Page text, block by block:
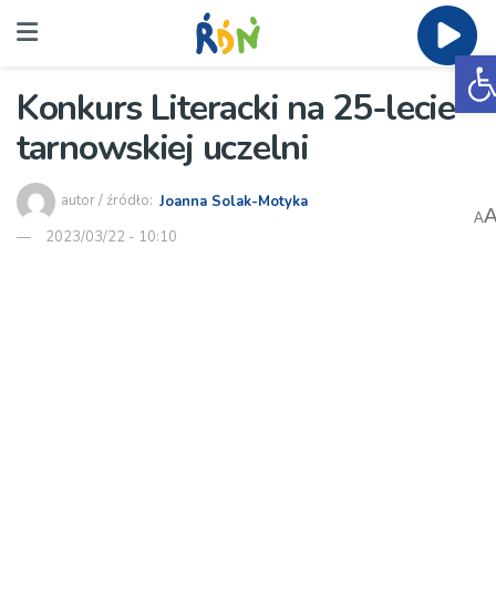
Konkurs Literacki na 25-lecie
tarnowskiej uczelni
autor / źródło: Joanna Solak-Motyka
2023/03/22 - 10:10
A